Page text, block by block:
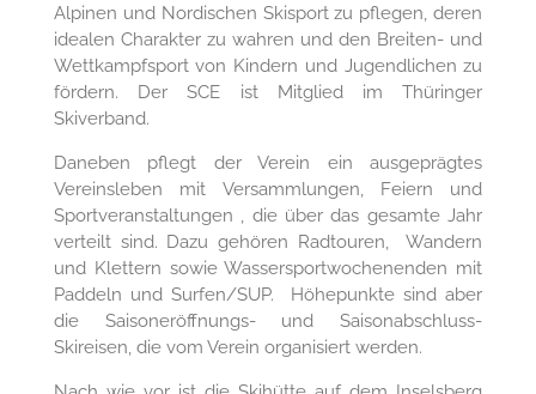
Alpinen und Nordischen Skisport zu pflegen, deren
idealen Charakter zu wahren und den Breiten- und
Wettkampfsport von Kindern und Jugendlichen zu
fördern. Der SCE ist Mitglied im Thüringer
Skiverband.
Daneben pflegt der Verein ein ausgeprägtes
Vereinsleben mit Versammlungen, Feiern und
Sportveranstaltungen , die über das gesamte Jahr
verteilt sind. Dazu gehören Radtouren, Wandern
und Klettern sowie Wassersportwochenenden mit
Paddeln und Surfen/SUP. Höhepunkte sind aber
die Saisoneröffnungs- und Saisonabschluss-
Skireisen, die vom Verein organisiert werden.